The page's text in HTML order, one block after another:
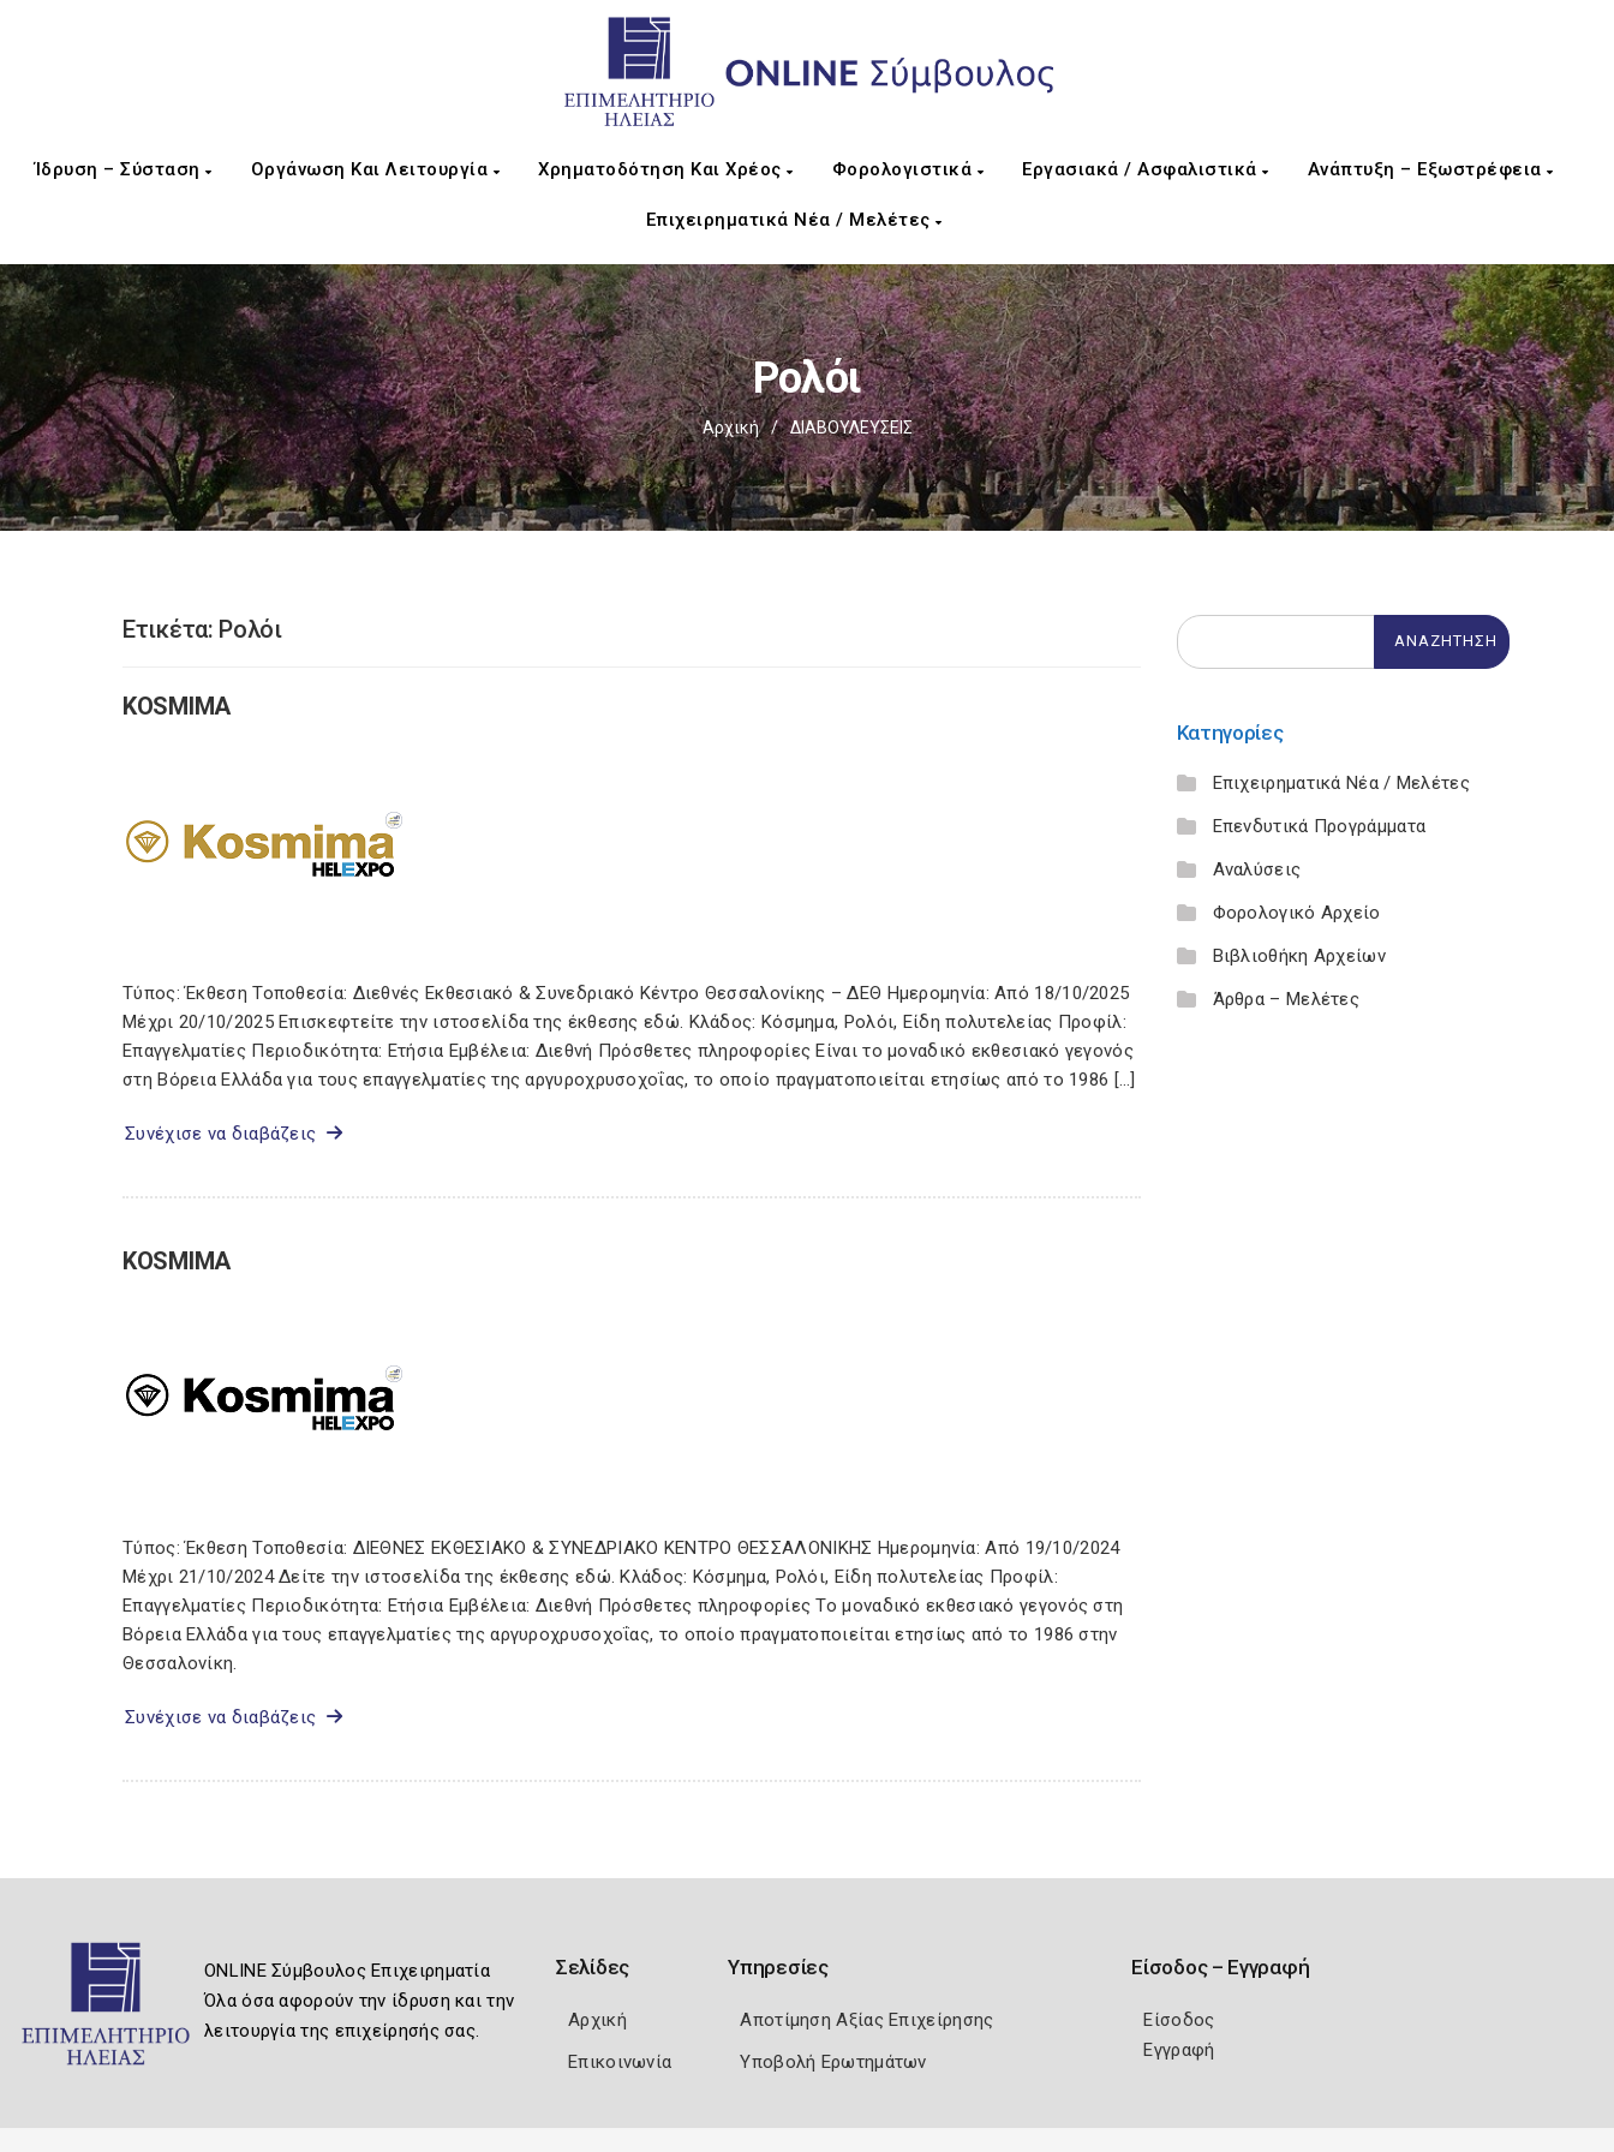
Ίδρυση – Σύσταση Οργάνωση Και Λειτουργία Χρηματοδότηση Και Χρέος Φορολογιστικά Εργασιακά / Ασφαλιστικά Ανάπτυξη – Εξωστρέφεια
Επιχειρηματικά Νέα / Μελέτες
Ρολόι
Αρχική / ΔΙΑΒΟΥΛΕΥΣΕΙΣ
Ετικέτα: Ρολόι
KOSMIMA
Τύπος: Έκθεση Τοποθεσία: Διεθνές Εκθεσιακό & Συνεδριακό Κέντρο Θεσσαλονίκης – ΔΕΘ Ημερομηνία: Από 18/10/2025
Μέχρι 20/10/2025 Επισκεφτείτε την ιστοσελίδα της έκθεσης εδώ. Κλάδος: Κόσμημα, Ρολόι, Είδη πολυτελείας Προφίλ:
Επαγγελματίες Περιοδικότητα: Ετήσια Εμβέλεια: Διεθνή Πρόσθετες πληροφορίες Είναι το μοναδικό εκθεσιακό γεγονός
στη Βόρεια Ελλάδα για τους επαγγελματίες της αργυροχρυσοχοΐας, το οποίο πραγματοποιείται ετησίως από το 1986 […]
Συνέχισε να διαβάζεις
KOSMIMA
Τύπος: Έκθεση Τοποθεσία: ΔΙΕΘΝΕΣ ΕΚΘΕΣΙΑΚΟ & ΣΥΝΕΔΡΙΑΚΟ ΚΕΝΤΡΟ ΘΕΣΣΑΛΟΝΙΚΗΣ Ημερομηνία: Από 19/10/2024
Μέχρι 21/10/2024 Δείτε την ιστοσελίδα της έκθεσης εδώ. Κλάδος: Κόσμημα, Ρολόι, Είδη πολυτελείας Προφίλ:
Επαγγελματίες Περιοδικότητα: Ετήσια Εμβέλεια: Διεθνή Πρόσθετες πληροφορίες Το μοναδικό εκθεσιακό γεγονός στη
Βόρεια Ελλάδα για τους επαγγελματίες της αργυροχρυσοχοΐας, το οποίο πραγματοποιείται ετησίως από το 1986 στην
Θεσσαλονίκη.
Συνέχισε να διαβάζεις
Κατηγορίες
Επιχειρηματικά Νέα / Μελέτες
Επενδυτικά Προγράμματα
Αναλύσεις
Φορολογικό Αρχείο
Βιβλιοθήκη Αρχείων
Άρθρα – Μελέτες
ONLINE Σύμβουλος Επιχειρηματία
Όλα όσα αφορούν την ίδρυση και την
λειτουργία της επιχείρησής σας.
Σελίδες
Αρχική
Επικοινωνία
Υπηρεσίες
Αποτίμηση Αξίας Επιχείρησης
Υποβολή Ερωτημάτων
Είσοδος – Εγγραφή
Είσοδος
Εγγραφή